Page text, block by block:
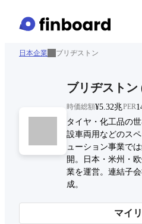
日本企業 ブリヂストン
ブリヂストン
時価総額¥5.32兆PER
タイヤ・化工品の
設車両用などのス
ューション事業で
開。日本・米州・
業を運営。連結子
成。
マイ